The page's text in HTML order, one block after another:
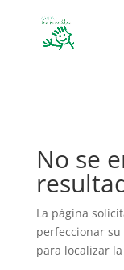
No se
La página
perfeccionar
para localizar